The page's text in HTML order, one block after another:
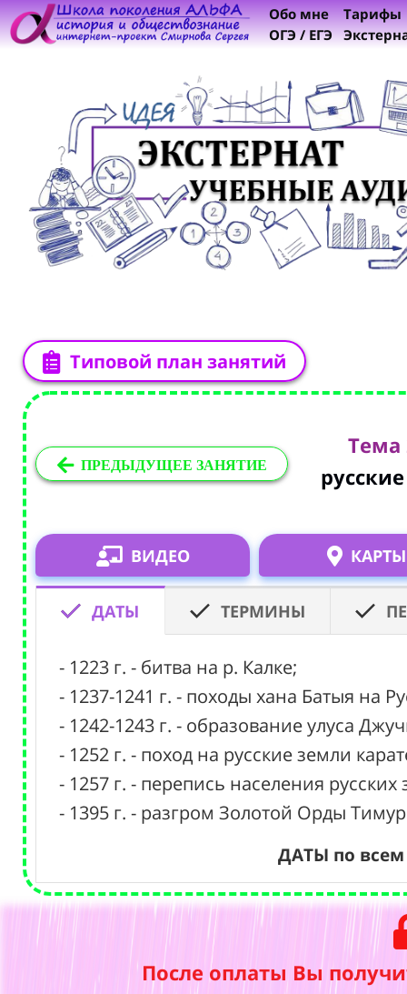
Обо мне
ОГЭ / ЕГЭ
Тарифы
Типовой план занятий
ПРЕДЫДУЩЕЕ ЗАНЯТИЕ
Тема
ВИДЕО КАРТЫ
ДАТЫ ТЕРМИНЫ
- 1223 г. - битва на р. Калке;
- 1237-1241 г. - походы хана Батыя на
- 1242-1243 г. - образование улуса
- 1252 г. - поход на русские земли
- 1257 г. - перепись населения
- 1395 г. - разгром Золотой Орды
ДАТЫ по
После оплаты Вы